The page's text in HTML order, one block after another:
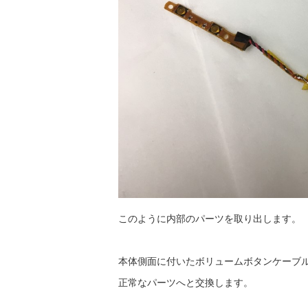
このように内部のパーツを取り出します。
本体側面に付いたボリュームボタンケーブ
正常なパーツへと交換します。